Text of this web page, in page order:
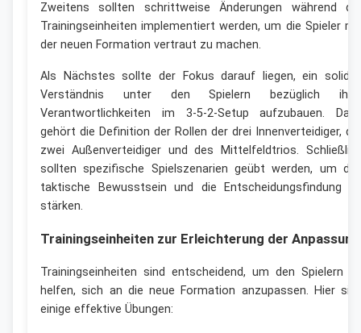
Zweitens sollten schrittweise Änderungen während
Trainingseinheiten implementiert werden, um die Spieler
der neuen Formation vertraut zu machen.
Als Nächstes sollte der Fokus darauf liegen, ein
Verständnis unter den Spielern bezüglich
Verantwortlichkeiten im 3-5-2-Setup aufzubauen.
gehört die Definition der Rollen der drei Innenverteidiger,
zwei Außenverteidiger und des Mittelfeldtrios.
sollten spezifische Spielszenarien geübt werden, um
taktische Bewusstsein und die Entscheidungsfindung
stärken.
Trainingseinheiten zur Erleichterung der Anpassung
Trainingseinheiten sind entscheidend, um den Spielern
helfen, sich an die neue Formation anzupassen. Hier
einige effektive Übungen: